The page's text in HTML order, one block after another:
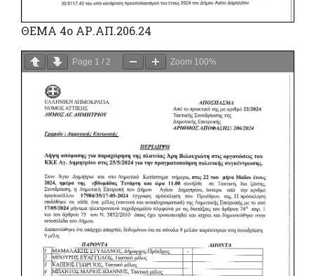
ΘΕΜΑ 4ο ΑΡ.ΑΠ.206.24
Page 1 / 2 Zoom 100%